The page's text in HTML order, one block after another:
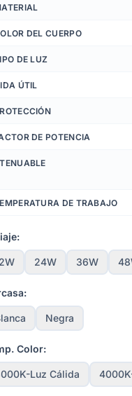
DEL CUERPO
DE LUZ
ÚTIL
DE POTENCIA
DE TRABAJO
24W 36W
Negra
Color:
Luz Cálida